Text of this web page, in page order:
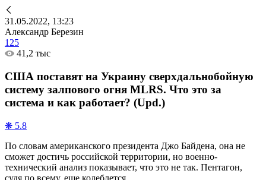
31.05.2022, 13:23
Александр Березин
125
41,2 тыс
США поставят на Украину сверхдальнобойную
систему залпового огня MLRS. Что это за
система и как работает? (Upd.)
❋ 5.8
По словам американского президента Джо Байдена, она не
сможет достичь российской территории, но военно-
технический анализ показывает, что это не так. Пентагон,